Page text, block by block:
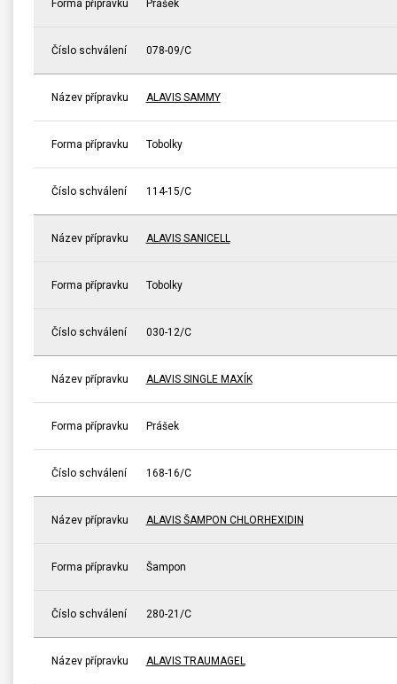
Forma přípravku Prášek
Číslo schválení 078-09/C
Název přípravku ALAVIS SAMMY
Forma přípravku Tobolky
Číslo schválení 114-15/C
Název přípravku ALAVIS SANICELL
Forma přípravku Tobolky
Číslo schválení 030-12/C
Název přípravku ALAVIS SINGLE MAXÍK
Forma přípravku Prášek
Číslo schválení 168-16/C
Název přípravku ALAVIS ŠAMPON CHLORHEXIDIN
Forma přípravku Šampon
Číslo schválení 280-21/C
Název přípravku ALAVIS TRAUMAGEL